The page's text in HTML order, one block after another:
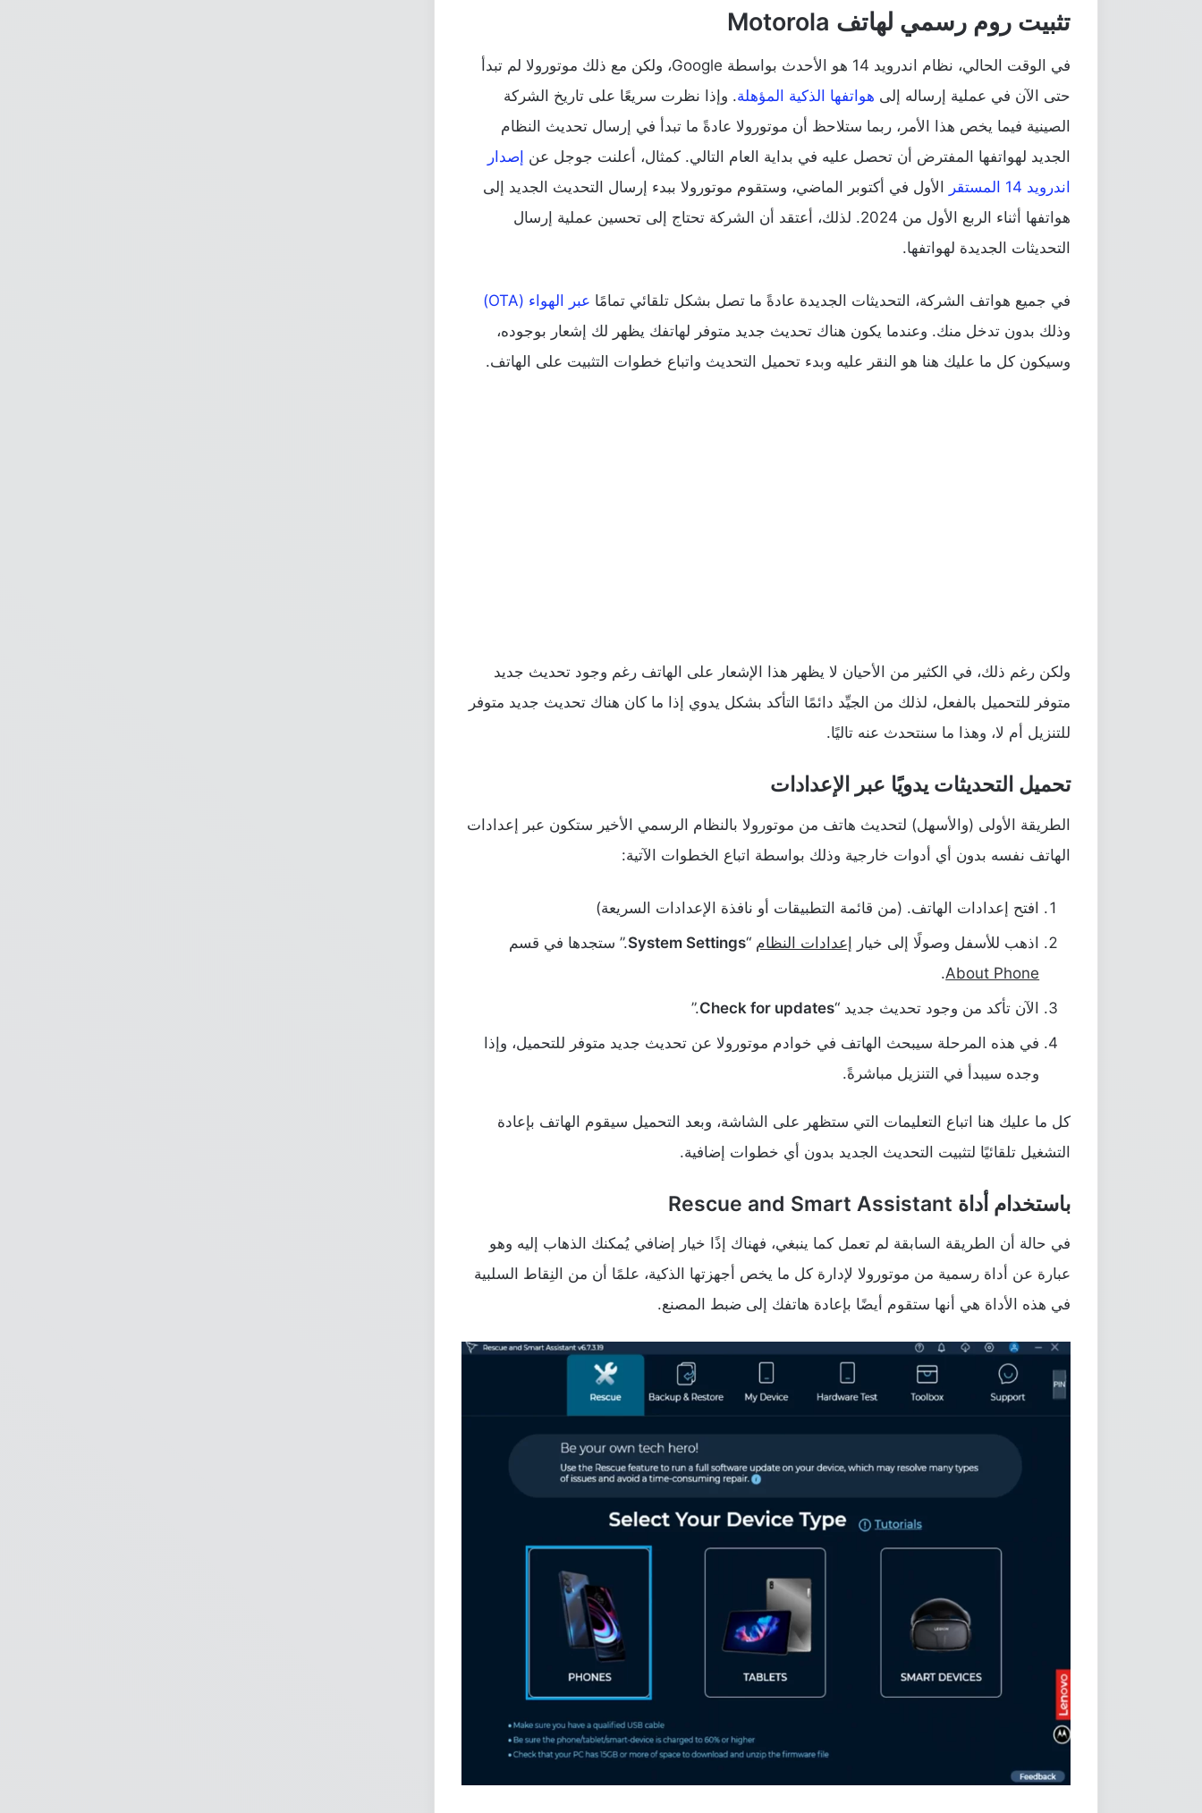
تثبيت روم رسمي لهاتف Motorola
في الوقت الحالي، نظام اندرويد 14 هو الأحدث بواسطة Google، ولكن مع ذلك موتورولا لم تبدأ
حتى الآن في عملية إرساله إلى هواتفها الذكية المؤهلة. وإذا نظرت سريعًا على تاريخ الشركة
الصينية فيما يخص هذا الأمر، ربما ستلاحظ أن موتورولا عادةً ما تبدأ في إرسال تحديث النظام
الجديد لهواتفها المفترض أن تحصل عليه في بداية العام التالي. كمثال، أعلنت جوجل عن إصدار
اندرويد 14 المستقر
الأول في أكتوبر الماضي، وستقوم موتورولا ببدء إرسال التحديث الجديد إلى
هواتفها أثناء الربع الأول من 2024. لذلك، أعتقد أن الشركة تحتاج إلى تحسين عملية إرسال
التحديثات الجديدة لهواتفها.
في جميع هواتف الشركة، التحديثات الجديدة عادةً ما تصل بشكل تلقائي تمامًا عبر الهواء (OTA)
وذلك بدون تدخل منك. وعندما يكون هناك تحديث جديد متوفر لهاتفك يظهر لك إشعار بوجوده،
وسيكون كل ما عليك هنا هو النقر عليه وبدء تحميل التحديث واتباع خطوات التثبيت على الهاتف.
ولكن رغم ذلك، في الكثير من الأحيان لا يظهر هذا الإشعار على الهاتف رغم وجود تحديث جديد
متوفر للتحميل بالفعل، لذلك من الجيِّد دائمًا التأكد بشكل يدوي إذا ما كان هناك تحديث جديد متوفر
للتنزيل أم لا، وهذا ما سنتحدث عنه تاليًا.
تحميل التحديثات يدويًا عبر الإعدادات
الطريقة الأولى (والأسهل) لتحديث هاتف من موتورولا بالنظام الرسمي الأخير ستكون عبر إعدادات
الهاتف نفسه بدون أي أدوات خارجية وذلك بواسطة اتباع الخطوات الآتية:
افتح إعدادات الهاتف. (من قائمة التطبيقات أو نافذة الإعدادات السريعة)
اذهب للأسفل وصولًا إلى خيار إعدادات النظام “
System Settings.” ستجدها في قسم
About Phone
.
الآن تأكد من وجود تحديث جديد “Check for updates
.”
في هذه المرحلة سيبحث الهاتف في خوادم موتورولا عن تحديث جديد متوفر للتحميل، وإذا
وجده سيبدأ في التنزيل مباشرةً.
كل ما عليك هنا اتباع التعليمات التي ستظهر على الشاشة، وبعد التحميل سيقوم الهاتف بإعادة
التشغيل تلقائيًا لتثبيت التحديث الجديد بدون أي خطوات إضافية.
باستخدام أداة Rescue and Smart Assistant
في حالة أن الطريقة السابقة لم تعمل كما ينبغي، فهناك إذًا خيار إضافي يُمكنك الذهاب إليه وهو
عبارة عن أداة رسمية من موتورولا لإدارة كل ما يخص أجهزتها الذكية، علمًا أن من النِقاط السلبية
في هذه الأداة هي أنها ستقوم أيضًا بإعادة هاتفك إلى ضبط المصنع.